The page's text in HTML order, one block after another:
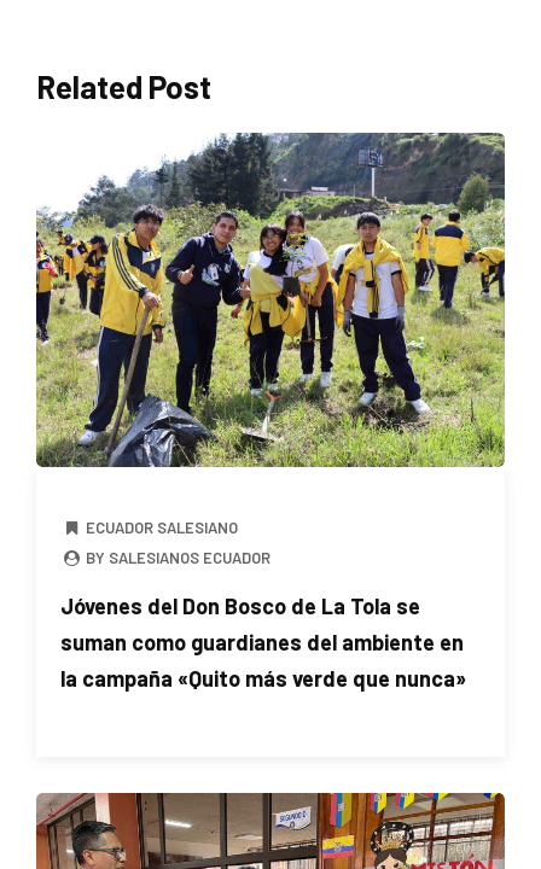
Related Post
ECUADOR SALESIANO
BY SALESIANOS ECUADOR
Jóvenes del Don Bosco de La Tola se
suman como guardianes del ambiente en
la campaña «Quito más verde que nunca»